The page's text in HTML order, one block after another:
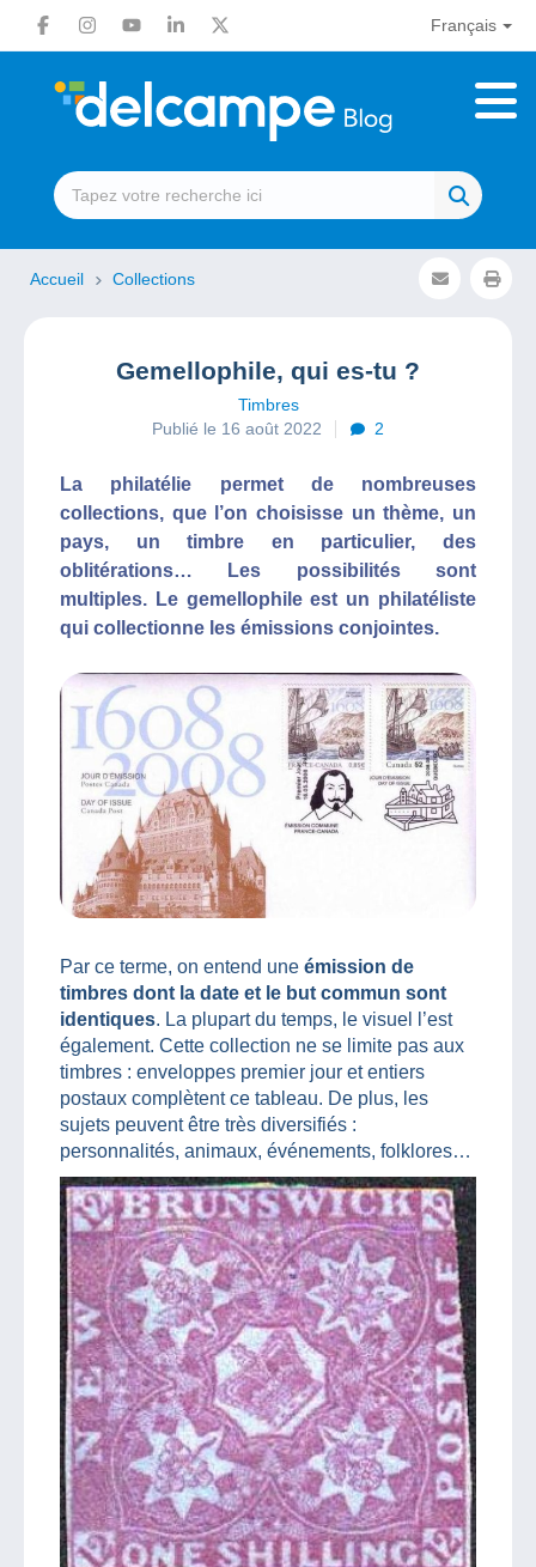
Français
Accueil Collections
Gemellophile, qui es-tu ?
Timbres
Publié le 16 août 2022
2
La philatélie permet de nombreuses
collections, que l’on choisisse un thème, un
pays, un timbre en particulier, des
oblitérations… Les possibilités sont
multiples. Le gemellophile est un philatéliste
qui collectionne les émissions conjointes.
Par ce terme, on entend une émission de
timbres dont la date et le but commun sont
identiques. La plupart du temps, le visuel l’est
également. Cette collection ne se limite pas aux
timbres : enveloppes premier jour et entiers
postaux complètent ce tableau. De plus, les
sujets peuvent être très diversifiés :
personnalités, animaux, événements, folklores…